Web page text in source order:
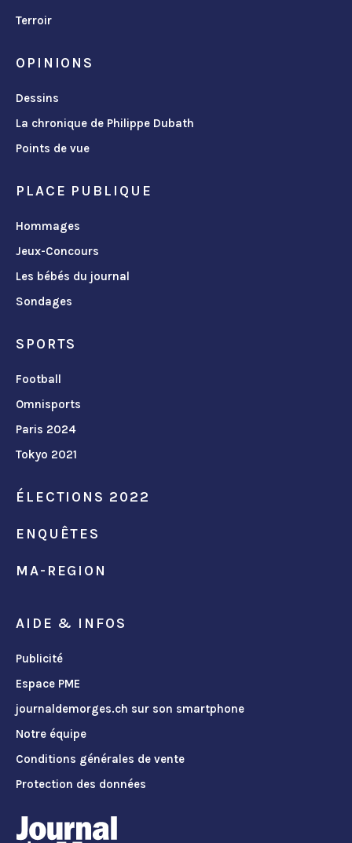
Terroir
OPINIONS
Dessins
La chronique de Philippe Dubath
Points de vue
PLACE PUBLIQUE
Hommages
Jeux-Concours
Les bébés du journal
Sondages
SPORTS
Football
Omnisports
Paris 2024
Tokyo 2021
ÉLECTIONS 2022
ENQUÊTES
MA-REGION
AIDE & INFOS
Publicité
Espace PME
journaldemorges.ch sur son smartphone
Notre équipe
Conditions générales de vente
Protection des données